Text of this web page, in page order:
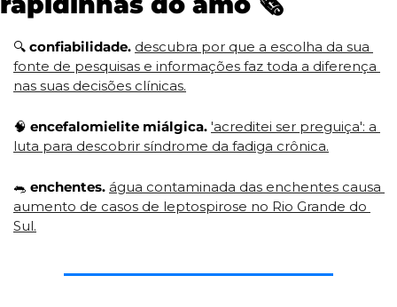
🔍 confiabilidade. descubra por que a escolha da sua
fonte de pesquisas e informações faz toda a diferença
nas suas decisões clínicas.
🧠 encefalomielite miálgica. 'acreditei ser preguiça': a
luta para descobrir síndrome da fadiga crônica.
🐀 enchentes. água contaminada das enchentes causa
aumento de casos de leptospirose no Rio Grande do
Sul.